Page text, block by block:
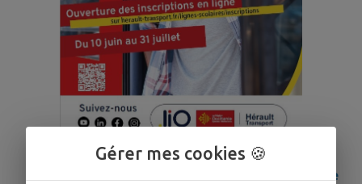
Viols-le-Fort est desservit par la ligne régulière
Gérer mes cookies 🍪